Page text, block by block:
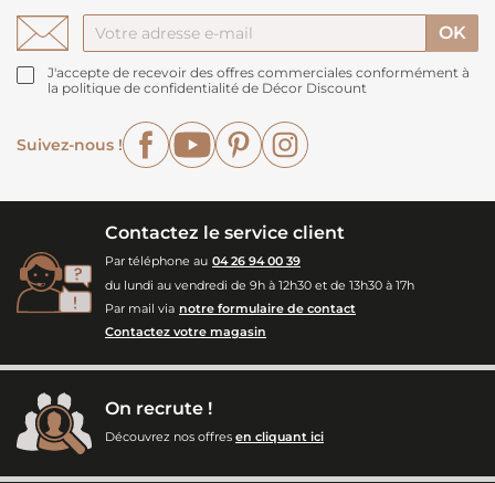
J'accepte de recevoir des offres commerciales conformément à
la politique de confidentialité de Décor Discount
Suivez-nous !
FacebookYouTubePinterest
Contactez le service client
Par téléphone au 04 26 94 00 39
du lundi au vendredi de 9h à 12h30 et de 13h30 à 17h
Par mail via notre formulaire de contact
Contactez votre magasin
On recrute !
Découvrez nos offres en cliquant ici